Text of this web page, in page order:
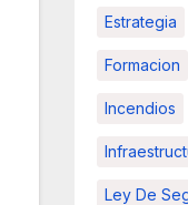
Estrategia
Formacion
Incendios
Ley De